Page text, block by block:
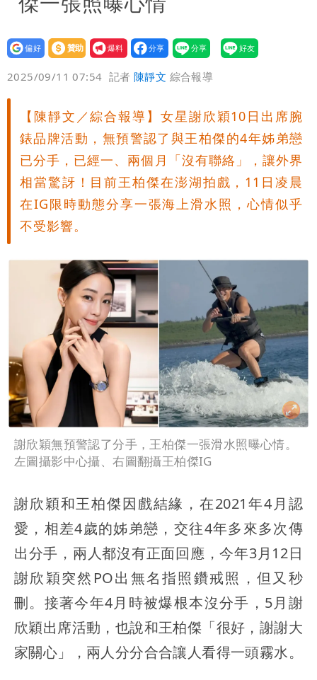
設為
贊助
我要
爆料
2025/09/11 07:54 記者陳靜文 綜合報導
【陳靜文／綜合報導】女星謝欣穎10日出席腕
錶品牌活動，無預警認了與王柏傑的4年姊弟戀
已分手，已經一、兩個月「沒有聯絡」，讓外界
相當驚訝！目前王柏傑在澎湖拍戲，11日凌晨
在IG限時動態分享一張海上滑水照，心情似乎
不受影響。
謝欣穎無預警認了分手，王柏傑一張滑水照曝心情。
左圖攝影中心攝、右圖翻攝王柏傑IG
謝欣穎和王柏傑因戲結緣，在2021年4月認
愛，相差4歲的姊弟戀，交往4年多來多次傳
出分手，兩人都沒有正面回應，今年3月12日
謝欣穎突然PO出無名指照鑽戒照，但又秒
刪。接著今年4月時被爆根本沒分手，5月謝
欣穎出席活動，也說和王柏傑「很好，謝謝大
家關心」，兩人分分合合讓人看得一頭霧水。